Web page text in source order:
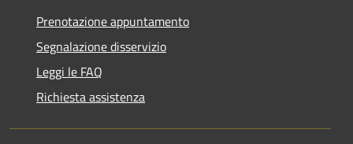
Prenotazione appuntamento
Segnalazione disservizio
Leggi le FAQ
Richiesta assistenza